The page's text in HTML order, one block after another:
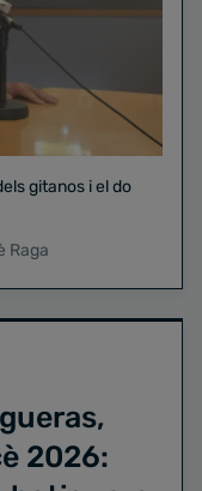
gitanos i el do
Raga
2026: